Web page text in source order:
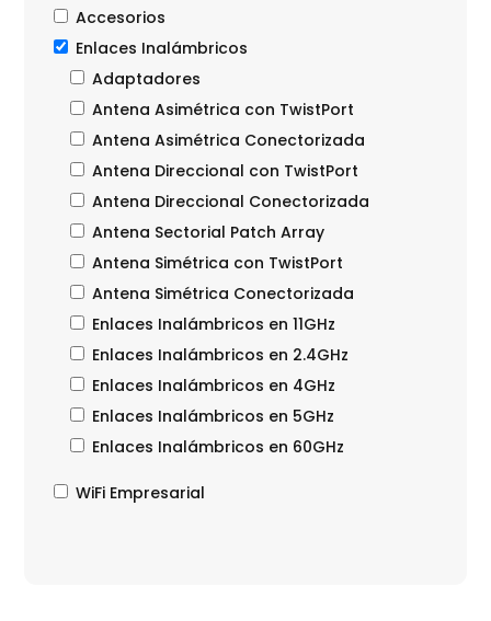
Accesorios
Enlaces Inalámbricos
Adaptadores
Antena Asimétrica con TwistPort
Antena Asimétrica Conectorizada
Antena Direccional con TwistPort
Antena Direccional Conectorizada
Antena Sectorial Patch Array
Antena Simétrica con TwistPort
Antena Simétrica Conectorizada
Enlaces Inalámbricos en 11GHz
Enlaces Inalámbricos en 2.4GHz
Enlaces Inalámbricos en 4GHz
Enlaces Inalámbricos en 5GHz
Enlaces Inalámbricos en 60GHz
WiFi Empresarial